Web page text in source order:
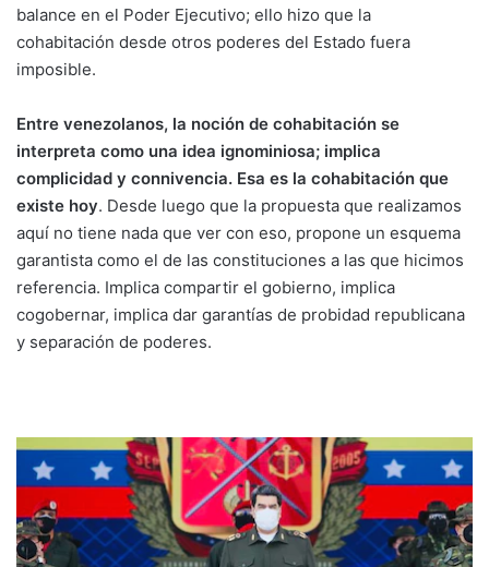
balance en el Poder Ejecutivo; ello hizo que la
cohabitación desde otros poderes del Estado fuera
imposible.
Entre venezolanos, la noción de cohabitación se
interpreta como una idea ignominiosa; implica
complicidad y connivencia. Esa es la cohabitación que
existe hoy. Desde luego que la propuesta que realizamos
aquí no tiene nada que ver con eso, propone un esquema
garantista como el de las constituciones a las que hicimos
referencia. Implica compartir el gobierno, implica
cogobernar, implica dar garantías de probidad republicana
y separación de poderes.